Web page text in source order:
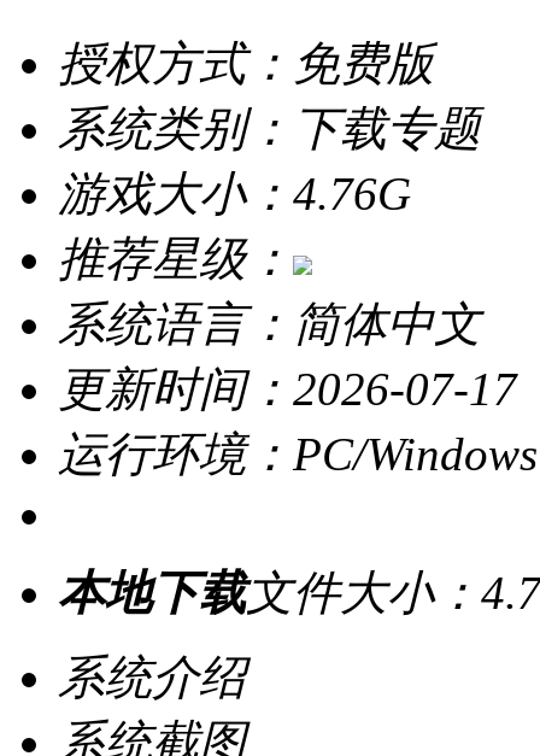
授权方式：免费版
系统类别：下载专题
游戏大小：4.76G
推荐星级：
系统语言：简体中文
更新时间：2026-07-17
运行环境：PC/Windows
本地下载文件大小：
系统介绍
系统截图